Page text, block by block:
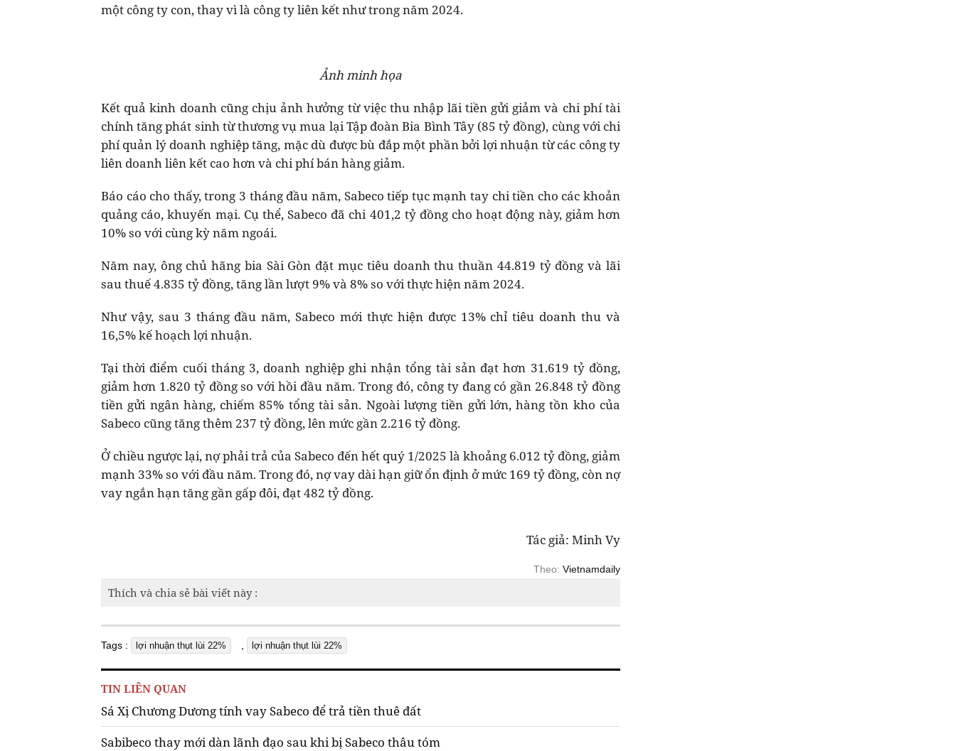
một công ty con, thay vì là công ty liên kết như trong năm 2024.
Ảnh minh họa
Kết quả kinh doanh cũng chịu ảnh hưởng từ việc thu nhập lãi tiền gửi giảm và chi phí tài
chính tăng phát sinh từ thương vụ mua lại Tập đoàn Bia Bình Tây (85 tỷ đồng), cùng với chi
phí quản lý doanh nghiệp tăng, mặc dù được bù đắp một phần bởi lợi nhuận từ các công ty
liên doanh liên kết cao hơn và chi phí bán hàng giảm.
Báo cáo cho thấy, trong 3 tháng đầu năm, Sabeco tiếp tục mạnh tay chi tiền cho các khoản
quảng cáo, khuyến mại. Cụ thể, Sabeco đã chi 401,2 tỷ đồng cho hoạt động này, giảm hơn
10% so với cùng kỳ năm ngoái.
Năm nay, ông chủ hãng bia Sài Gòn đặt mục tiêu doanh thu thuần 44.819 tỷ đồng và lãi
sau thuế 4.835 tỷ đồng, tăng lần lượt 9% và 8% so với thực hiện năm 2024.
Như vậy, sau 3 tháng đầu năm, Sabeco mới thực hiện được 13% chỉ tiêu doanh thu và
16,5% kế hoạch lợi nhuận.
Tại thời điểm cuối tháng 3, doanh nghiệp ghi nhận tổng tài sản đạt hơn 31.619 tỷ đồng,
giảm hơn 1.820 tỷ đồng so với hồi đầu năm. Trong đó, công ty đang có gần 26.848 tỷ đồng
tiền gửi ngân hàng, chiếm 85% tổng tài sản. Ngoài lượng tiền gửi lớn, hàng tồn kho của
Sabeco cũng tăng thêm 237 tỷ đồng, lên mức gần 2.216 tỷ đồng.
Ở chiều ngược lại, nợ phải trả của Sabeco đến hết quý 1/2025 là khoảng 6.012 tỷ đồng, giảm
mạnh 33% so với đầu năm. Trong đó, nợ vay dài hạn giữ ổn định ở mức 169 tỷ đồng, còn nợ
vay ngắn hạn tăng gần gấp đôi, đạt 482 tỷ đồng.
Tác giả: Minh Vy
Theo: Vietnamdaily
Thích và chia sẻ bài viết này :
Tags : lợi nhuận thụt lùi 22% lợi nhuận thụt lùi 22%
TIN LIÊN QUAN
Sá Xị Chương Dương tính vay Sabeco để trả tiền thuê đất
Sabibeco thay mới dàn lãnh đạo sau khi bị Sabeco thâu tóm